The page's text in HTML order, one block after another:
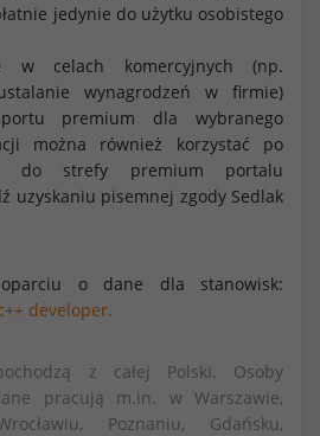
jedynie do użytku osobistego
w celach komercyjnych (np.
wynagrodzeń w firmie)
premium dla wybranego
można również korzystać po
do strefy premium portalu
uzyskaniu pisemnej zgody Sedlak
o dane dla stanowisk:
developer.
z całej Polski. Osoby
pracują m.in. w Warszawie,
Poznaniu, Gdańsku,